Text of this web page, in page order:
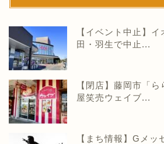
【イベント中止】
田・羽生で中止...
【閉店】藤岡市「
屋笑売ウェイブ...
【まち情報】Gメッ